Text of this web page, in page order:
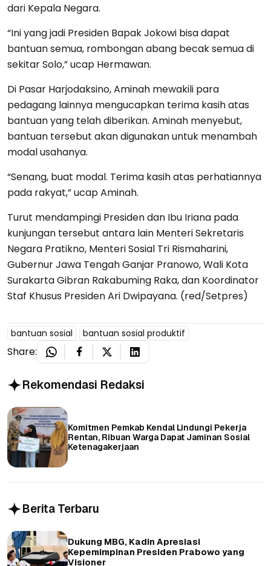
dari Kepala Negara.
“Ini yang jadi Presiden Bapak Jokowi bisa dapat
bantuan semua, rombongan abang becak semua di
sekitar Solo,” ucap Hermawan.
Di Pasar Harjodaksino, Aminah mewakili para
pedagang lainnya mengucapkan terima kasih atas
bantuan yang telah diberikan. Aminah menyebut,
bantuan tersebut akan digunakan untuk menambah
modal usahanya.
“Senang, buat modal. Terima kasih atas perhatiannya
pada rakyat,” ucap Aminah.
Turut mendampingi Presiden dan Ibu Iriana pada
kunjungan tersebut antara lain Menteri Sekretaris
Negara Pratikno, Menteri Sosial Tri Rismaharini,
Gubernur Jawa Tengah Ganjar Pranowo, Wali Kota
Surakarta Gibran Rakabuming Raka, dan Koordinator
Staf Khusus Presiden Ari Dwipayana. (red/Setpres)
bantuan sosial bantuan sosial produktif
Share:
Rekomendasi Redaksi
Komitmen Pemkab Kendal Lindungi Pekerja
Rentan, Ribuan Warga Dapat Jaminan Sosial
Ketenagakerjaan
Berita Terbaru
Dukung MBG, Kadin Apresiasi
Kepemimpinan Presiden Prabowo yang
Visioner